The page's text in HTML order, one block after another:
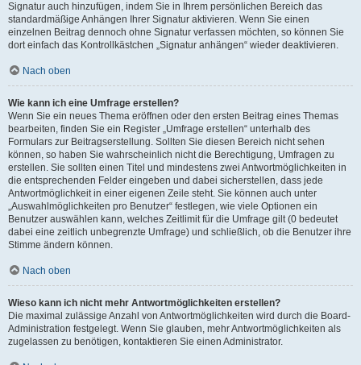
Signatur auch hinzufügen, indem Sie in Ihrem persönlichen Bereich das
standardmäßige Anhängen Ihrer Signatur aktivieren. Wenn Sie einen
einzelnen Beitrag dennoch ohne Signatur verfassen möchten, so können Sie
dort einfach das Kontrollkästchen „Signatur anhängen“ wieder deaktivieren.
Nach oben
Wie kann ich eine Umfrage erstellen?
Wenn Sie ein neues Thema eröffnen oder den ersten Beitrag eines Themas
bearbeiten, finden Sie ein Register „Umfrage erstellen“ unterhalb des
Formulars zur Beitragserstellung. Sollten Sie diesen Bereich nicht sehen
können, so haben Sie wahrscheinlich nicht die Berechtigung, Umfragen zu
erstellen. Sie sollten einen Titel und mindestens zwei Antwortmöglichkeiten in
die entsprechenden Felder eingeben und dabei sicherstellen, dass jede
Antwortmöglichkeit in einer eigenen Zeile steht. Sie können auch unter
„Auswahlmöglichkeiten pro Benutzer“ festlegen, wie viele Optionen ein
Benutzer auswählen kann, welches Zeitlimit für die Umfrage gilt (0 bedeutet
dabei eine zeitlich unbegrenzte Umfrage) und schließlich, ob die Benutzer ihre
Stimme ändern können.
Nach oben
Wieso kann ich nicht mehr Antwortmöglichkeiten erstellen?
Die maximal zulässige Anzahl von Antwortmöglichkeiten wird durch die Board-
Administration festgelegt. Wenn Sie glauben, mehr Antwortmöglichkeiten als
zugelassen zu benötigen, kontaktieren Sie einen Administrator.